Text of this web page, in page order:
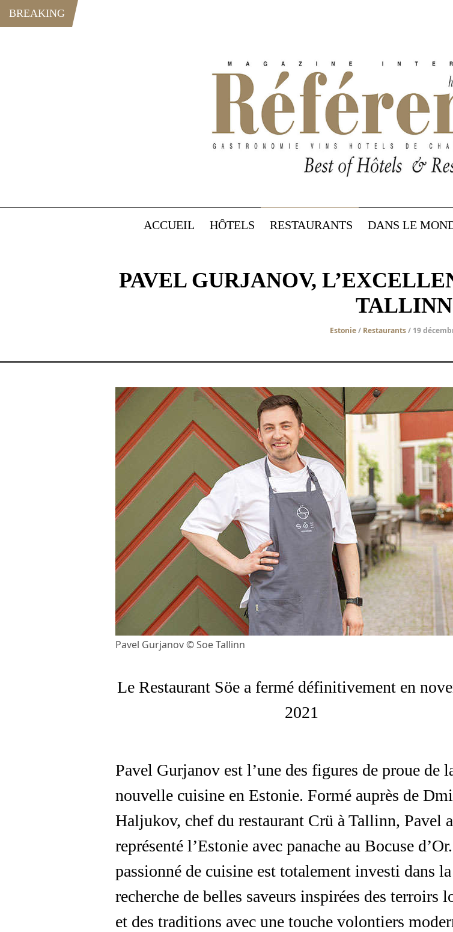
BREAKING
ACCUEIL HÔTELS RESTAURANTS DANS LE
PAVEL GURJANOV,
TALLINN
Estonie/ Restaurants/ 19
Pavel Gurjanov © Soe Tallinn
Le Restaurant Söe a fermé définitivement en
2021
Pavel Gurjanov est l’une des figures de proue de
nouvelle cuisine en Estonie. Formé auprès de
Haljukov, chef du restaurant Crü à Tallinn, Pavel a
représenté l’Estonie avec panache au Bocuse
passionné de cuisine est totalement investi dans la
recherche de belles saveurs inspirées des terroirs
et des traditions avec une touche volontiers